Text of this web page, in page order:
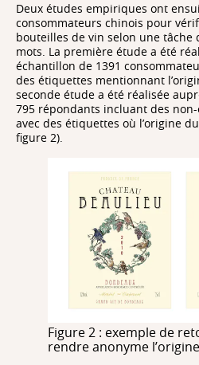
Deux études empiriques ont
consommateurs chinois pour
bouteilles de vin selon une tâche
mots. La première étude a été
échantillon de 1391
des étiquettes mentionnant
seconde étude a été réalisée
795 répondants incluant des
avec des étiquettes où l’origine
figure 2).
Figure 2 : exemple de
rendre anonyme